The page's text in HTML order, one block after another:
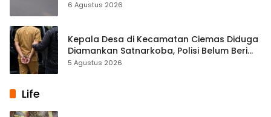
6 Agustus 2026
Kepala Desa di Kecamatan Ciemas Diduga
Diamankan Satnarkoba, Polisi Belum Beri
Penjelasan Resmi
5 Agustus 2026
Life